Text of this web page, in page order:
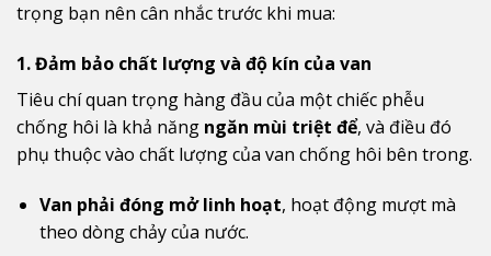
trọng bạn nên cân nhắc trước khi mua:
1. Đảm bảo chất lượng và độ kín của van
Tiêu chí quan trọng hàng đầu của một chiếc phễu
chống hôi là khả năng ngăn mùi triệt để, và điều đó
phụ thuộc vào chất lượng của van chống hôi bên trong.
Van phải đóng mở linh hoạt, hoạt động mượt mà
theo dòng chảy của nước.